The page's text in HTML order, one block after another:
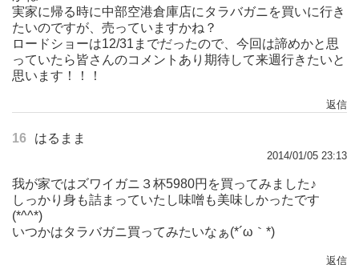
実家に帰る時に中部空港倉庫店にタラバガニを買いに行き
たいのですが、売っていますかね？
ロードショーは12/31までだったので、今回は諦めかと思
っていたら皆さんのコメントあり期待して来週行きたいと
思います！！！
返信
16 はるまま
2014/01/05 23:13
我が家ではズワイガニ３杯5980円を買ってみました♪
しっかり身も詰まっていたし味噌も美味しかったです
(*^^*)
いつかはタラバガニ買ってみたいなぁ(*´ω｀*)
返信